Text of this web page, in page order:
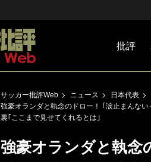
批評
サッカー批評Web ニュース
日本代表
強豪オランダと執念のドロー！ ｢涙止まんな
裏｢ここまで見せてくれるとは｣
強豪オランダと執念